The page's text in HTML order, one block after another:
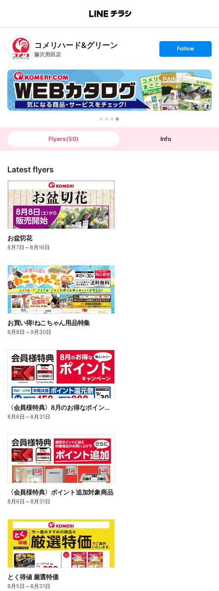
B
n
T
コメリハード&グリーン
藤沢用田店
s
t
o
l
l
o
w
Follow
Flyers(50) Info
Latest flyers
お盆切花
8月7日 ～8月16日
お買い得!ねこちゃん用品特集
8月8日 ～9月30日
〈会員様特典〉8月のお得なポイントキャンペーン
8月6日 ～8月31日
〈会員様特典〉ポイント追加対象商品
8月6日 ～8月31日
とく得値 厳選特価
8月5日 ～8月31日